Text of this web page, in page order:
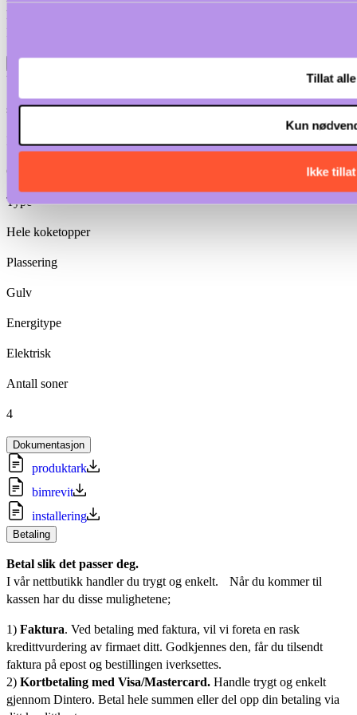
Tillat alle
Kun
Ikke tillat
håndtering og rengjøring.
IPX5 vanntetthetssertifisering.
Viktig informasjon
#VALUE!
ISO standarder
CB;CE
Type
Hele koketopper
Plassering
Gulv
Energitype
Elektrisk
Antall soner
4
Dokumentasjon
produktark
bimrevit
installering
Betaling
Betal slik det passer deg.
I vår nettbutikk handler du trygt og enkelt. Når du kommer til
kassen har du disse mulighetene;
1) Faktura. Ved betaling med faktura, vil vi foreta en rask
kredittvurdering av firmaet ditt. Godkjennes den, får du tilsendt
faktura på epost og bestillingen iverksettes.
2) Kortbetaling med Visa/Mastercard. Handle trygt og enkelt
gjennom Dintero. Betal hele summen eller del opp din betaling via